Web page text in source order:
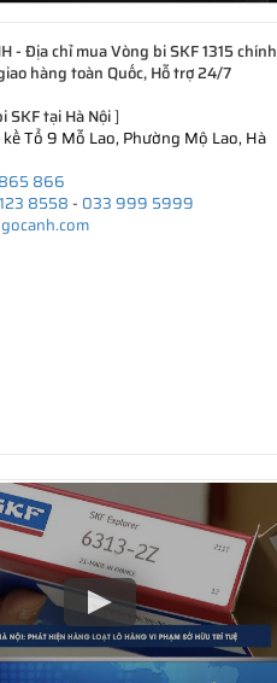
- Địa chỉ mua Vòng bi SKF 1315 chính
hàng toàn Quốc, Hỗ trợ 24/7
SKF tại Hà Nội]
kề Tổ 9 Mỗ Lao, Phường Mộ Lao, Hà
866
8558- 033 999 5999